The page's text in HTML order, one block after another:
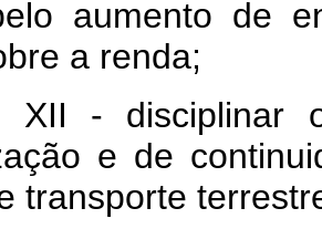
aumento de
a renda;
o
e de
transporte